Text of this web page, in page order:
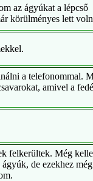
az ágyúkat a lépcső
körülményes lett
a telefonommal.
amivel a
felkerültek. Még
de ezekhez még